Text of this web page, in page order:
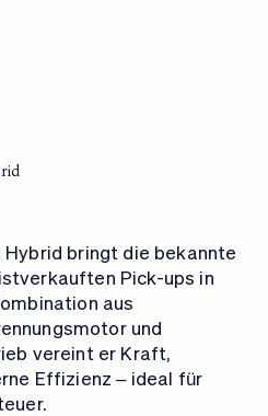
Hybrid bringt die bekannte
Pick-ups in
aus
und
vereint er Kraft,
Effizienz – ideal für